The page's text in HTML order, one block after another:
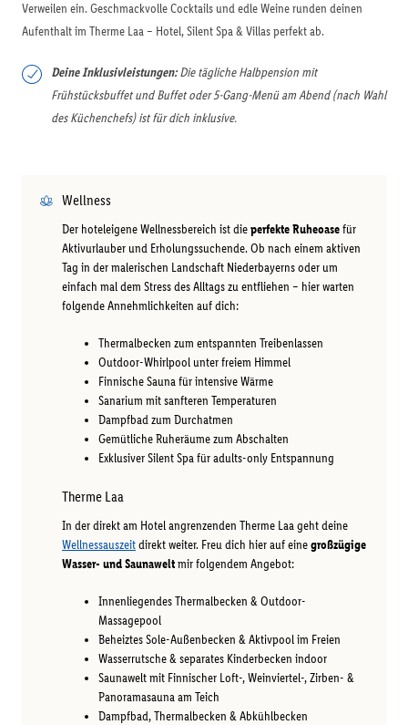
Verweilen ein. Geschmackvolle Cocktails und edle Weine runden deinen
Aufenthalt im Therme Laa – Hotel, Silent Spa & Villas perfekt ab.
Deine Inklusivleistungen:Die tägliche Halbpension mit
Frühstücksbuffet und Buffet oder 5-Gang-Menü am Abend (nach Wahl
des Küchenchefs) ist für dich inklusive.
Wellness
Der hoteleigene Wellnessbereich ist dieperfekte Ruheoasefür
Aktivurlauber und Erholungssuchende. Ob nach einem aktiven
Tag in der malerischen Landschaft Niederbayerns oder um
einfach mal dem Stress des Alltags zu entfliehen – hier warten
folgende Annehmlichkeiten auf dich:
Thermalbecken zum entspannten Treibenlassen
Outdoor-Whirlpool unter freiem Himmel
Finnische Sauna für intensive Wärme
Sanarium mit sanfteren Temperaturen
Dampfbad zum Durchatmen
Gemütliche Ruheräume zum Abschalten
Exklusiver Silent Spa für adults-only Entspannung
Therme Laa
In der direkt am Hotel angrenzenden Therme Laa geht deine
Wellnessauszeitdirekt weiter. Freu dich hier auf einegroßzügige
Wasser- und Saunaweltmir folgendem Angebot:
Innenliegendes Thermalbecken & Outdoor-
Massagepool
Beheiztes Sole-Außenbecken & Aktivpool im Freien
Wasserrutsche & separates Kinderbecken indoor
Saunawelt mit Finnischer Loft-, Weinviertel-, Zirben- &
Panoramasauna am Teich
Dampfbad, Thermalbecken & Abkühlbecken